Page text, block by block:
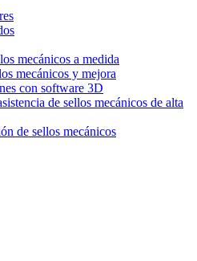
mecánicos a medida
mecánicos y mejora
con software 3D
de sellos mecánicos de alta
de sellos mecánicos